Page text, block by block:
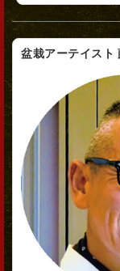
盆栽アーテイスト